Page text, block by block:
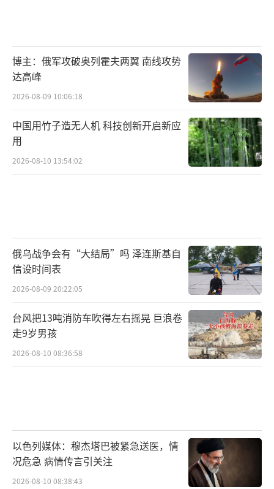
博主：俄军攻破奥列霍夫两翼 南线攻势
达高峰
2026-08-09 10:06:18
中国用竹子造无人机 科技创新开启新应
用
2026-08-10 13:54:02
俄乌战争会有“大结局”吗 泽连斯基自
信设时间表
2026-08-09 20:22:05
台风把13吨消防车吹得左右摇晃 巨浪卷
走9岁男孩
2026-08-10 08:36:58
以色列媒体：穆杰塔巴被紧急送医，情
况危急 病情传言引关注
2026-08-10 08:38:43